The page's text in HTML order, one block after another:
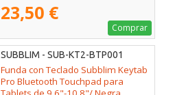
23,50 €
Comprar
SUBBLIM - SUB-KT2-BTP001
Funda con Teclado Subblim Keytab
Pro Bluetooth Touchpad para